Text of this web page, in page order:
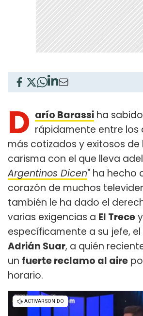
D arío Barassi ha
rápidamente entre los
más cotizados y exitosos de
carisma con el que lleva
Argentinos Dicen" ha hecho
corazón de muchos
también le ha dado el
varias exigencias a El Trecey
específicamente a su jefe,
Adrián Suar, a quién
un fuerte reclamo al aire
horario.